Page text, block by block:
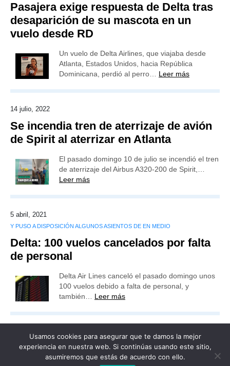
Pasajera exige respuesta de Delta tras
desaparición de su mascota en un
vuelo desde RD
Un vuelo de Delta Airlines, que viajaba desde
Atlanta, Estados Unidos, hacia República
Dominicana, perdió al perro… Leer más
14 julio, 2022
Se incendia tren de aterrizaje de avión
de Spirit al aterrizar en Atlanta
El pasado domingo 10 de julio se incendió el tren
de aterrizaje del Airbus A320-200 de Spirit,…
Leer más
5 abril, 2021
Y PUSO A DISPOSICIÓN ALGUNOS ASIENTOS DE EN MEDIO
Delta: 100 vuelos cancelados por falta
de personal
Delta Air Lines canceló el pasado domingo unos
100 vuelos debido a falta de personal, y
también… Leer más
Usamos cookies para asegurar que te damos la mejor
experiencia en nuestra web. Si continúas usando este sitio,
asumiremos que estás de acuerdo con ello.
Publicidad Redacción Contacto